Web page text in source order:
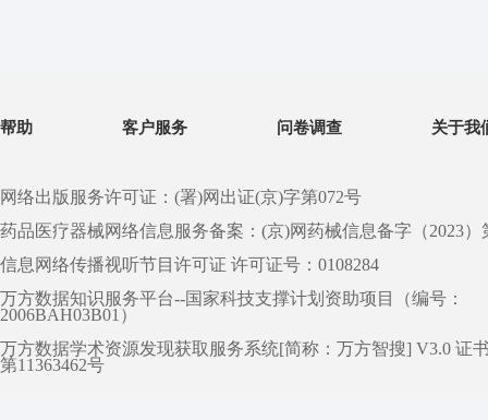
帮助 客户服务 问卷调查 关于我
网络出版服务许可证：(署)网出证(京)字第072号
药品医疗器械网络信息服务备案：(京)网药械信息备字（2023）
信息网络传播视听节目许可证 许可证号：0108284
万方数据知识服务平台--国家科技支撑计划资助项目（编号：
2006BAH03B01）
万方数据学术资源发现获取服务系统[简称：万方智搜] V3.0 证
第11363462号